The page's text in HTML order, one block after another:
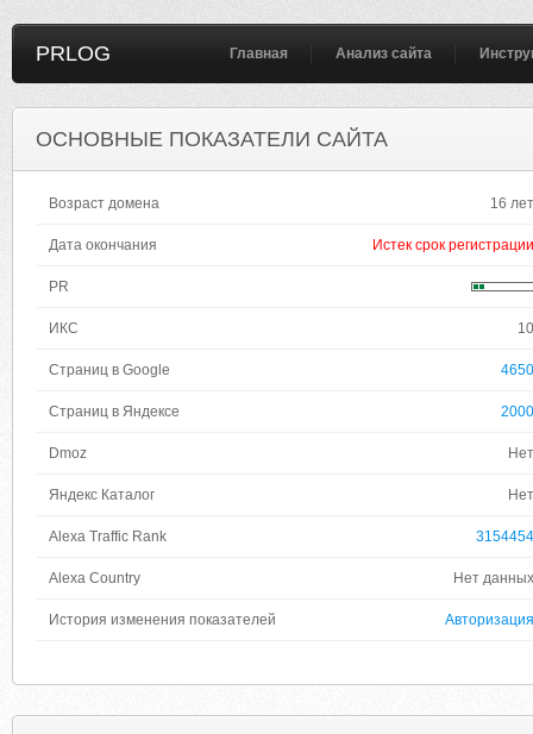
PRLOG Главная Анализ сайта
ОСНОВНЫЕ ПОКАЗАТЕЛИ САЙТА
Возраст домена 16 лет
Дата окончания Истек срок регистрации
PR
ИКС 10
Страниц в Google 4650
Страниц в Яндексе 2000
Dmoz Нет
Яндекс Каталог Нет
Alexa Traffic Rank 3154454
Alexa Country Нет данных
История изменения показателей Авторизация